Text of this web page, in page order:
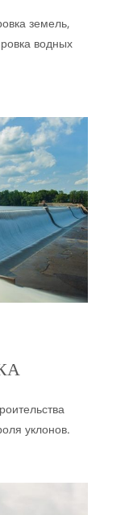
земель,
водных
уклонов.